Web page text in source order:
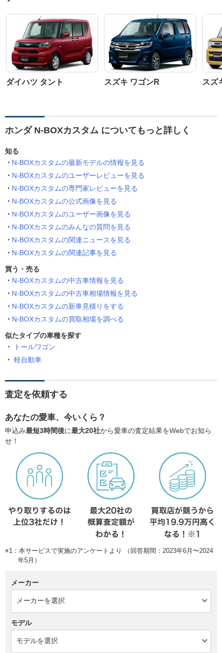
ダイハツ タント スズキ ワゴンR スズ
ホンダ N-BOXカスタム についてもっと詳しく
知る
N-BOXカスタムの最新モデルの情報を見る
N-BOXカスタムのユーザーレビューを見る
N-BOXカスタムの専門家レビューを見る
N-BOXカスタムの公式画像を見る
N-BOXカスタムのユーザー画像を見る
N-BOXカスタムのみんなの質問を見る
N-BOXカスタムの関連ニュースを見る
N-BOXカスタムの関連記事を見る
買う・売る
N-BOXカスタムの中古車情報を見る
N-BOXカスタムの中古車相場情報を見る
N-BOXカスタムの新車見積りをする
N-BOXカスタムの買取相場を調べる
似たタイプの車種を探す
トールワゴン
軽自動車
査定を依頼する
あなたの愛車、今いくら？
申込み最短3時間後に最大20社から愛車の査定結果をWebでお知ら
せ！
※1：本サービスで実施のアンケートより （回答期間：2023年6月〜2024
年5月）
メーカー
モデル